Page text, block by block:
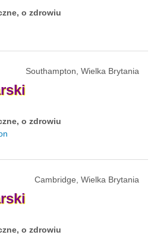
o zdrowiu
Southampton, Wielka Brytania
o zdrowiu
Cambridge, Wielka Brytania
o zdrowiu